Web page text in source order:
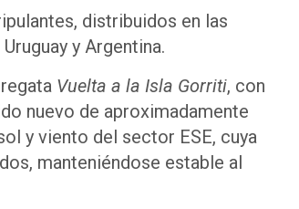
distribuidos en las
y Argentina.
Vuelta a la Isla Gorriti, con
nuevo de aproximadamente
y viento del sector ESE, cuya
manteniéndose estable al